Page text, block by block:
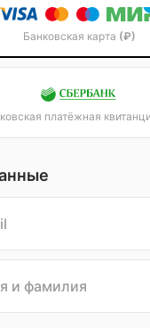
Банковская карта (₽)
платёжная